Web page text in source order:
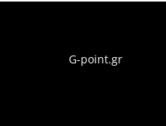
G-point.gr